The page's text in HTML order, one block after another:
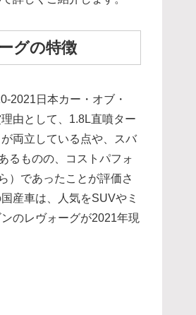
グの特徴
2021日本カー・オブ・
由として、1.8L直噴ター
両立している点や、スバ
るものの、コストパフォ
）であったことが評価さ
産車は、人気をSUVやミ
のレヴォーグが2021年現